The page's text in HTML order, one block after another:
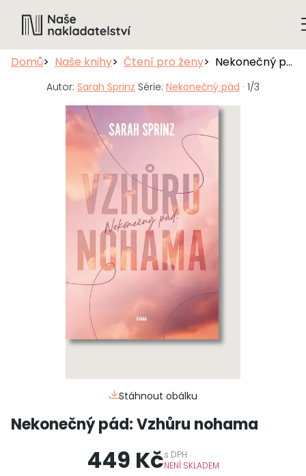
Domů Naše knihy Čtení pro ženy Nekonečný pád: Vzhůru nohama
Autor: Sarah Sprinz Série: Nekonečný pád · 1/3
Stáhnout obálku
Nekonečný pád: Vzhůru nohama
449 Kčs DPH
NENÍ SKLADEM